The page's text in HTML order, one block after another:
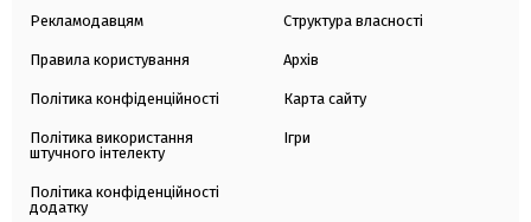
Рекламодавцям
Правила користування
Політика конфіденційності
Політика використання
штучного інтелекту
Політика конфіденційності
додатку
Структура власності
Архів
Карта сайту
Ігри